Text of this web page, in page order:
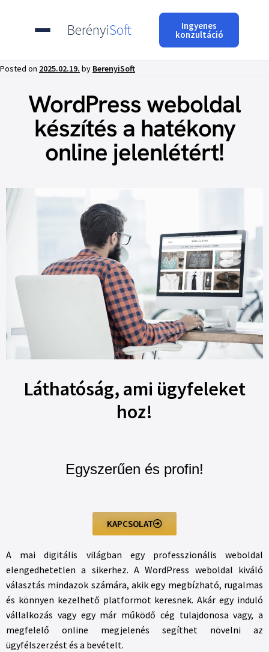
BerényiSoft Ingyenes
konzultáció
Posted on 2025.02.19. by BerenyiSoft
WordPress weboldal
készítés a hatékony
online jelenlétért!
Láthatóság, ami ügyfeleket
hoz!
Egyszerűen és profin!
KAPCSOLAT
A mai digitális világban egy professzionális weboldal
elengedhetetlen a sikerhez. A WordPress weboldal kiváló
választás mindazok számára, akik egy megbízható, rugalmas
és könnyen kezelhető platformot keresnek. Akár egy induló
vállalkozás vagy egy már működő cég tulajdonosa vagy, a
megfelelő online megjelenés segíthet növelni az
ügyfélszerzést és a bevételt.